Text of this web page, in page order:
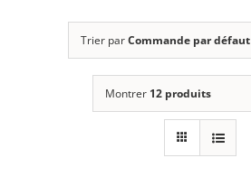
Trier parCommande par défaut
Montrer 12 produits